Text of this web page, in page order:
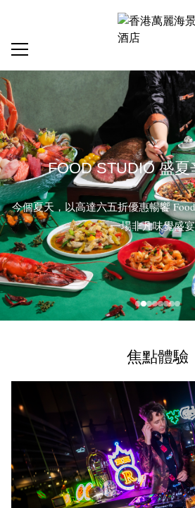
FOOD STUDIO 盛
今個夏天，以高達六五折優惠暢饗
一場非凡味覺盛
焦點體驗